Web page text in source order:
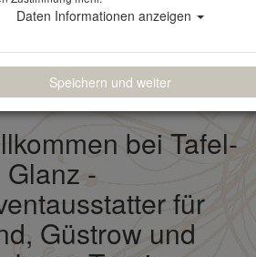
Fr–So) ✓ Bis 1
kostenfrei
stornierbar
bei Tafel-
Glanz -
für
Güstrow und
Daten Informationen anzeigen
Speichern und weiter